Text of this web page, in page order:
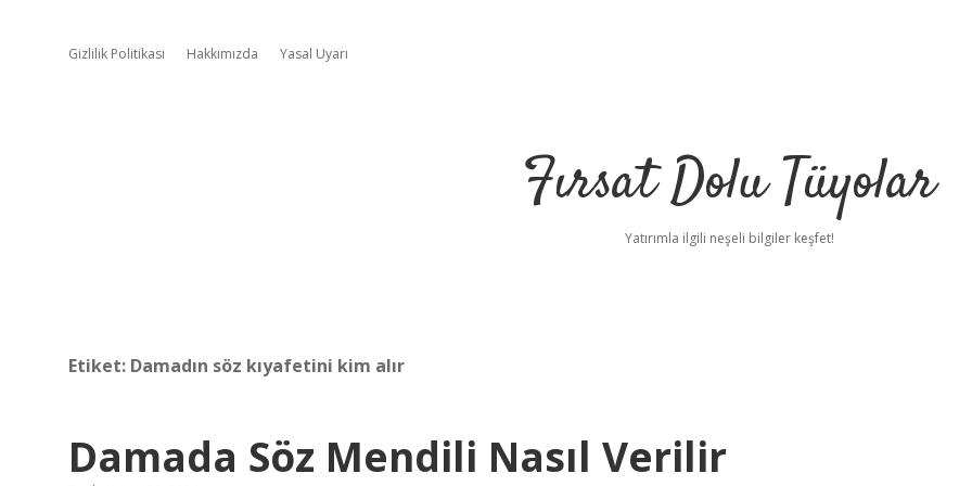
Gizlilik Politikası Hakkımızda Yasal Uyarı
Fırsat Dolu Tüyolar
Yatırımla ilgili neşeli bilgiler keşfet!
Etiket: Damadın söz kıyafetini kim alır
Damada Söz Mendili Nasıl Verilir